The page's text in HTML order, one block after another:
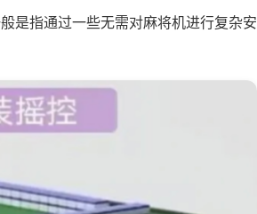
是指通过一些无需对麻将机进行复杂安